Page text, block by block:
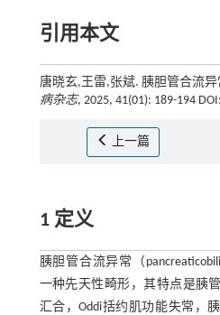
引用本文
唐晓玄,王雷,张斌. 胰胆管合流异
病杂志, 2025, 41(01): 189-194
上一篇
1 定义
胰胆管合流异常（
一种先天性畸形，其特点是胰
汇合，Oddi括约肌功能失常，